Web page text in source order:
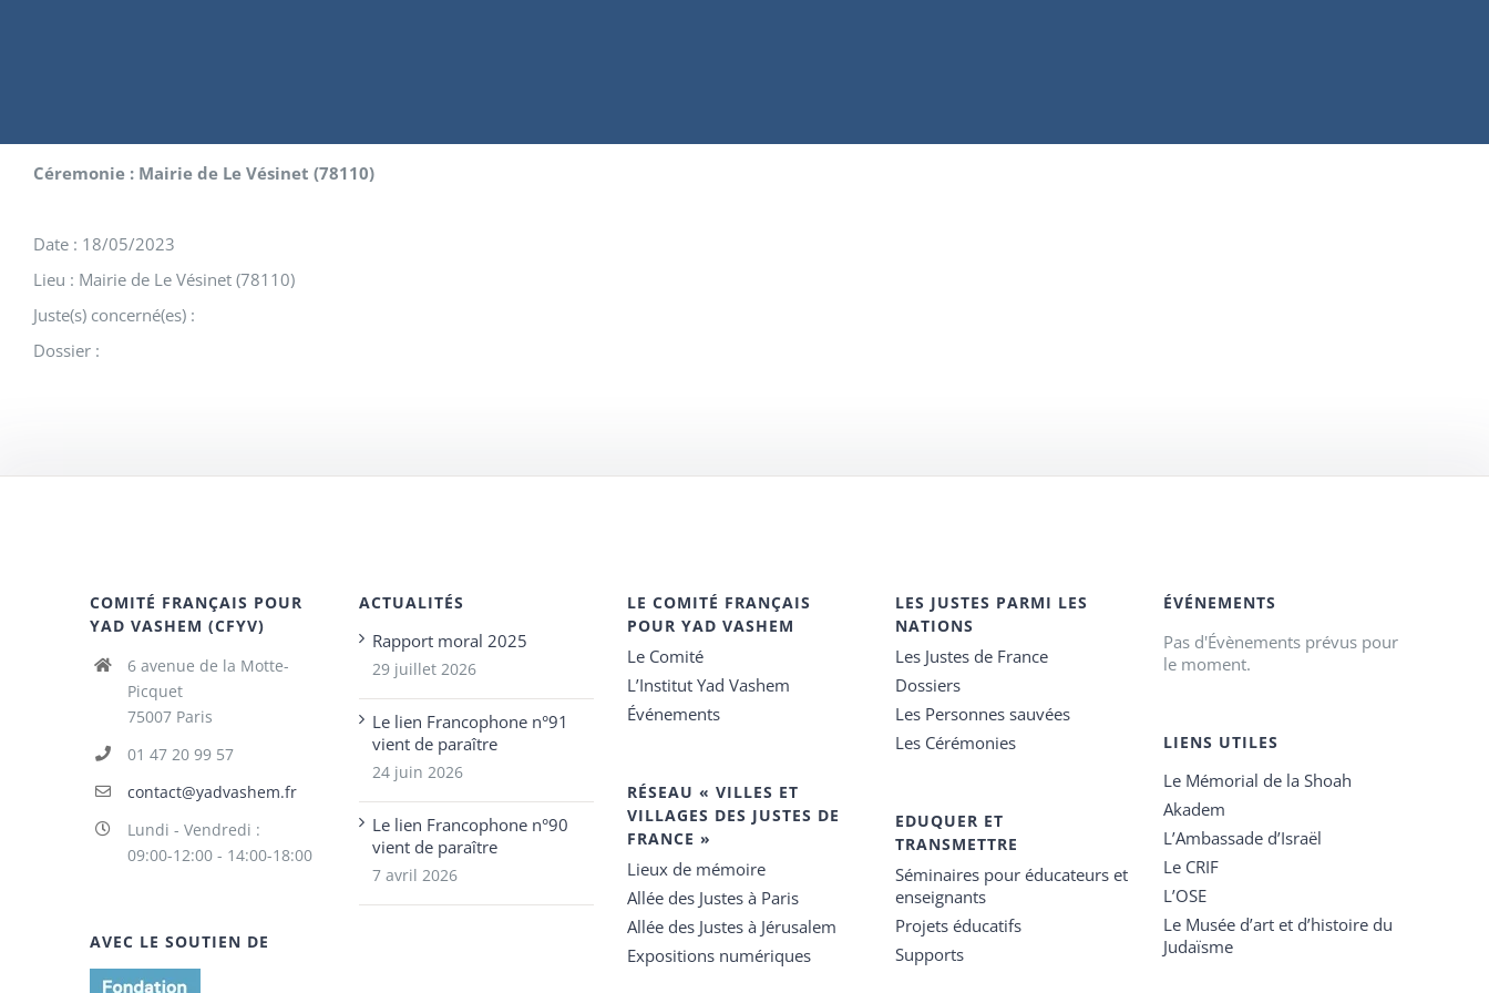
Céremonie : Mairie de Le Vésinet (78110)
Date : 18/05/2023
Lieu : Mairie de Le Vésinet (78110)
Juste(s) concerné(es) :
Dossier :
COMITÉ FRANÇAIS POUR
YAD VASHEM (CFYV)
6 avenue de la Motte-
Picquet
75007 Paris
01 47 20 99 57
contact@yadvashem.fr
Lundi - Vendredi :
09:00-12:00 - 14:00-18:00
AVEC LE SOUTIEN DE
ACTUALITÉS
Rapport moral 2025
29 juillet 2026
Le lien Francophone n°91
vient de paraître
24 juin 2026
Le lien Francophone n°90
vient de paraître
7 avril 2026
LE COMITÉ FRANÇAIS
POUR YAD VASHEM
Le Comité
L’Institut Yad Vashem
Événements
RÉSEAU « VILLES ET
VILLAGES DES JUSTES DE
FRANCE »
Lieux de mémoire
Allée des Justes à Paris
Allée des Justes à Jérusalem
Expositions numériques
LES JUSTES PARMI LES
NATIONS
Les Justes de France
Dossiers
Les Personnes sauvées
Les Cérémonies
EDUQUER ET
TRANSMETTRE
Séminaires pour éducateurs et
enseignants
Projets éducatifs
Supports
ÉVÉNEMENTS
Pas d'Évènements prévus pour
le moment.
LIENS UTILES
Le Mémorial de la Shoah
Akadem
L’Ambassade d’Israël
Le CRIF
L’OSE
Le Musée d’art et d’histoire du
Judaïsme